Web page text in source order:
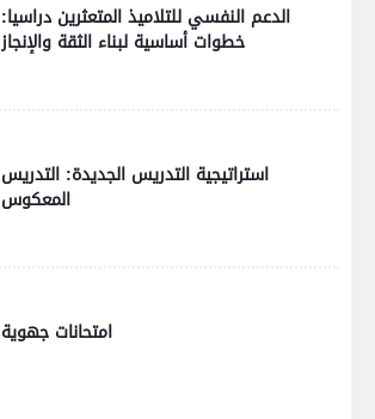
الدعم النفسي للتلاميذ المتعثرين دراسيا:
خطوات أساسية لبناء الثقة والإنجاز
استراتيجية التدريس الجديدة: التدريس
المعكوس
امتحانات جهوية